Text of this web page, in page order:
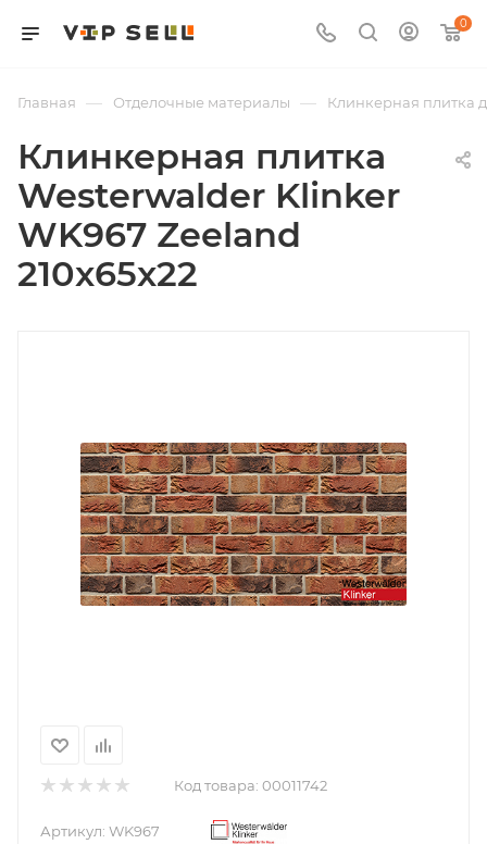
0
Главная — Отделочные материалы — Клинкерная плитка
Клинкерная плитка
Westerwalder Klinker
WK967 Zeeland
210x65x22
Код товара: 00011742
Артикул: WK967